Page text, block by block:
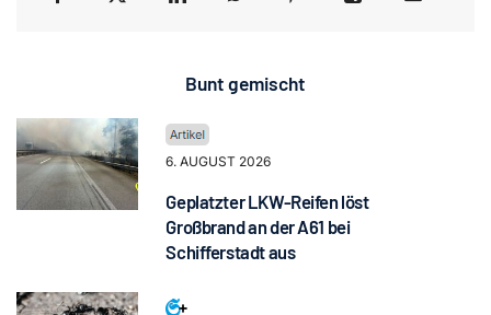
Bunt gemischt
6. AUGUST 2026
Geplatzter LKW-Reifen löst
Großbrand an der A61 bei
Schifferstadt aus